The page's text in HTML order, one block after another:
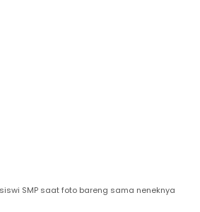
SMP saat foto bareng sama neneknya